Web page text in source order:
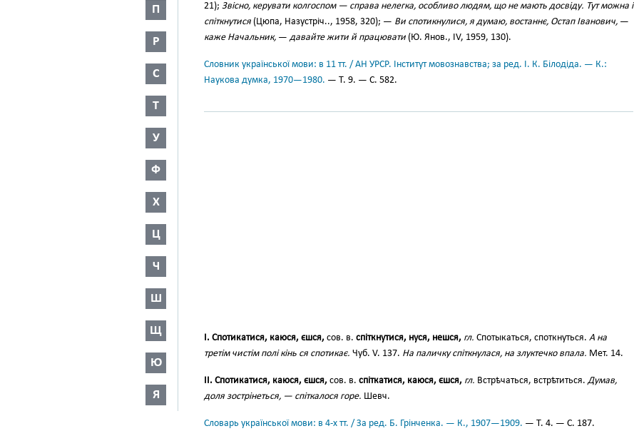
П
Р
С
Т
У
Ф
Х
Ц
Ч
Ш
Щ
Ю
Я
21); Звісно, керувати колгоспом — справа нелегка, особливо людям, що не мають досвіду. Тут можна і
спіткнутися (Цюпа, Назустріч.., 1958, 320); — Ви спотикнулися, я думаю, востаннє, Остап Іванович, —
каже Начальник, — давайте жити й працювати (Ю. Янов., IV, 1959, 130).
Словник української мови: в 11 тт. / АН УРСР. Інститут мовознавства; за ред. І. К. Білодіда. — К.:
Наукова думка, 1970—1980. — Т. 9. — С. 582.
I. Спотикатися, каюся, єшся, сов. в. спіткнутися, нуся, нешся, гл. Спотыкаться, споткнуться. А на
третім чистім полі кінь ся спотикає. Чуб. V. 137. На паличку спіткнулася, на злуктечко впала. Мет. 14.
II. Спотикатися, каюся, єшся, сов. в. спіткатися, каюся, єшся, гл. Встрѣчаться, встрѣтиться.Думав,
доля зострінеться, — спіткалося горе. Шевч.
Словарь української мови: в 4-х тт. / За ред. Б. Грінченка. — К., 1907—1909. — Т. 4. — С. 187.